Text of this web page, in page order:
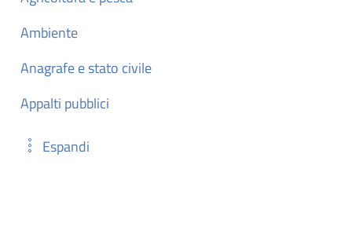
Ambiente
Anagrafe e stato civile
Appalti pubblici
Espandi